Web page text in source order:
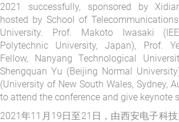
2021 successfully, sponsored by
hosted by School of
University. Prof. Makoto Iwasaki
Polytechnic University, Japan), Prof.
Fellow, Nanyang Technological
Shengquan Yu (Beijing Normal
(University of New South Wales, Sydney,
to attend the conference and give keynote
2021年11月19日至21日，由西安电子科